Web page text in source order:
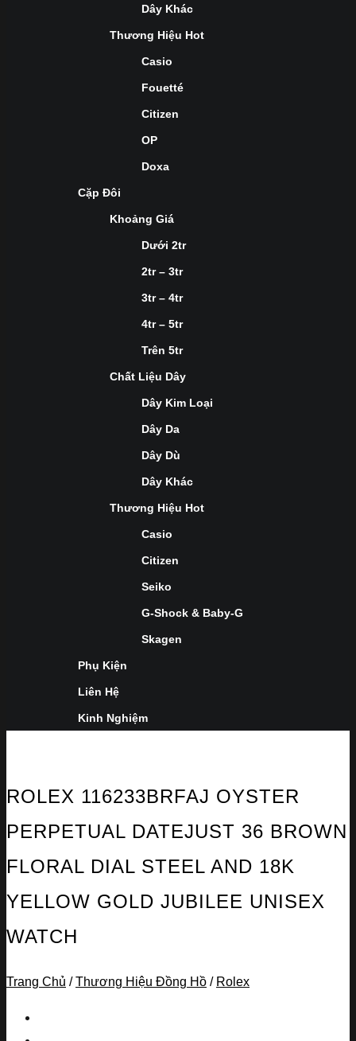
Dây Khác
Thương Hiệu Hot
Casio
Fouetté
Citizen
OP
Doxa
Cặp Đôi
Khoảng Giá
Dưới 2tr
2tr – 3tr
3tr – 4tr
4tr – 5tr
Trên 5tr
Chất Liệu Dây
Dây Kim Loại
Dây Da
Dây Dù
Dây Khác
Thương Hiệu Hot
Casio
Citizen
Seiko
G-Shock & Baby-G
Skagen
Phụ Kiện
Liên Hệ
Kinh Nghiệm
ROLEX 116233BRFAJ OYSTER
PERPETUAL DATEJUST 36 BROWN
FLORAL DIAL STEEL AND 18K
YELLOW GOLD JUBILEE UNISEX
WATCH
Trang Chủ / Thương Hiệu Đồng Hồ / Rolex